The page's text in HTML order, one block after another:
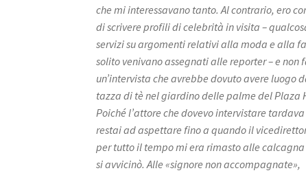
che mi interessavano tanto. Al contrario, ero
di scrivere profili di celebrità in visita –
servizi su argomenti relativi alla moda e alla
solito venivano assegnati alle reporter – e non
un’intervista che avrebbe dovuto avere luogo
tazza di tè nel giardino delle palme del Plaza
Poiché l’attore che dovevo intervistare
restai ad aspettare fino a quando il
per tutto il tempo mi era rimasto alle
si avvicinò. Alle «signore non accompagnate»,